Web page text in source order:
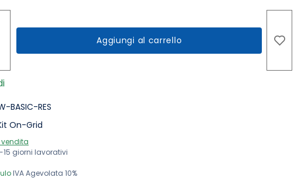
Aggiungi al carrello
BASIC-RES
On-Grid
15 giorni lavorativi
IVA Agevolata 10%